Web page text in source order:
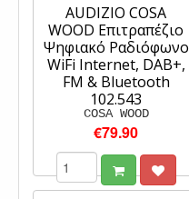
AUDIZIO COSA
WOOD Επιτραπέζιο
Ψηφιακό Ραδιόφωνο
WiFi Internet, DAB+,
FM & Bluetooth
102.543
COSA WOOD
€79.90